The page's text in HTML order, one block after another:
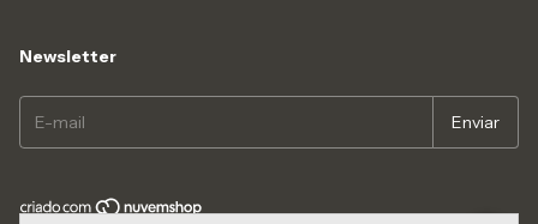
Newsletter